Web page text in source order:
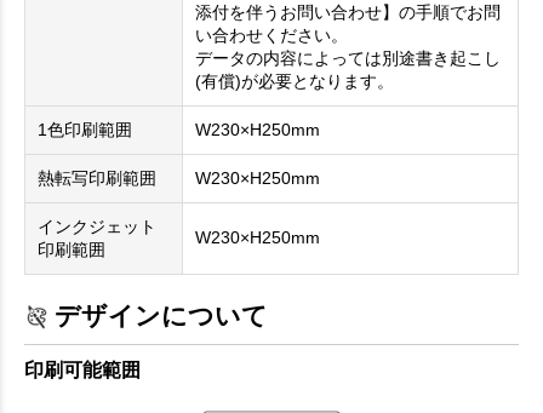
添付を伴うお問い合わせ】の手順でお問
い合わせください。
データの内容によっては別途書き起こし
(有償)が必要となります。
1色印刷範囲 W230×H250mm
熱転写印刷範囲 W230×H250mm
インクジェット
印刷範囲
W230×H250mm
デザインについて
印刷可能範囲